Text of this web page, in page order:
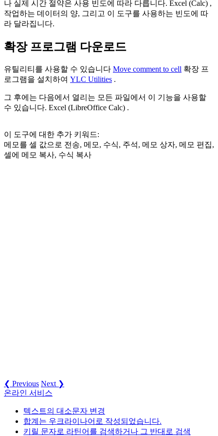
나 실제 시간 절약은 사용 빈도에 따라 다릅니다. Excel (Calc) ,
작업하는 데이터의 양, 그리고 이 도구를 사용하는 빈도에 따
라 달라집니다.
확장 프로그램 다운로드
유틸리티를 사용할 수 있습니다 Move comment to cell 확장 프
로그램을 설치하여 YLC Utilities .
그 후에는 다음에서 열리는 모든 파일에서 이 기능을 사용할
수 있습니다. Excel (LibreOffice Calc) .
이 도구에 대한 추가 키워드:
메모를 셀 값으로 전송, 메모, 수식, 주석, 메모 상자, 메모 편집,
셀에 메모 복사, 수식 복사
❮ Previous Next ❯
온라인 서비스
텍스트의 대소문자 변경
합계는 우크라이나어로 작성되었습니다.
키릴 문자로 라틴어를 검색하거나 그 반대로 검색